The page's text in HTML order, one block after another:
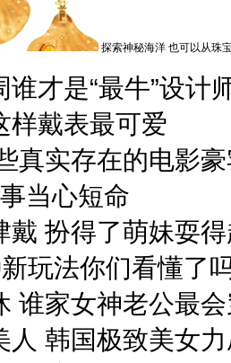
探索神秘海洋 也可以从珠
才是“最牛”设计
样戴表最可爱
真实存在的电影
当心短命
戴 扮得了萌妹耍
玩法你们看懂了
谁家女神老公最
人 韩国极致美女